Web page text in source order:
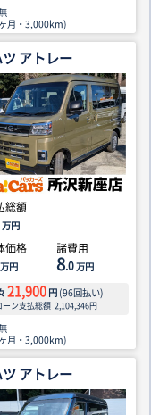
月・3,000km)
アトレー
総額
万円
価格
万円
諸費用
8.0万円
21,900 円 (96回払い)
ーン支払総額 2,104,346円
月・3,000km)
アトレー